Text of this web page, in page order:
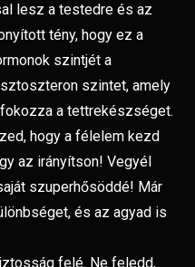
lesz a testedre és az
tény, hogy ez a
szintjét a
szintet, amely
a tettrekészséget.
hogy a félelem kezd
az irányítson! Vegyél
szuperhősöddé! Már
és az agyad is
felé. Ne feledd,